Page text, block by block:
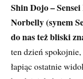
Shin Dojo –
Norbelly (synem
do nas też bliski
ten dzień
łapiąc ostatnie